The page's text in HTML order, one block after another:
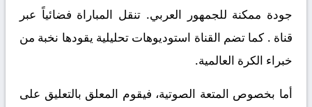
جودة ممكنة للجمهور العربي. تنقل المباراة فضائياً عبر
قناة . كما تضم القناة استوديوهات تحليلية يقودها نخبة من
خبراء الكرة العالمية.
أما بخصوص المتعة الصوتية، فيقوم المعلق بالتعليق على